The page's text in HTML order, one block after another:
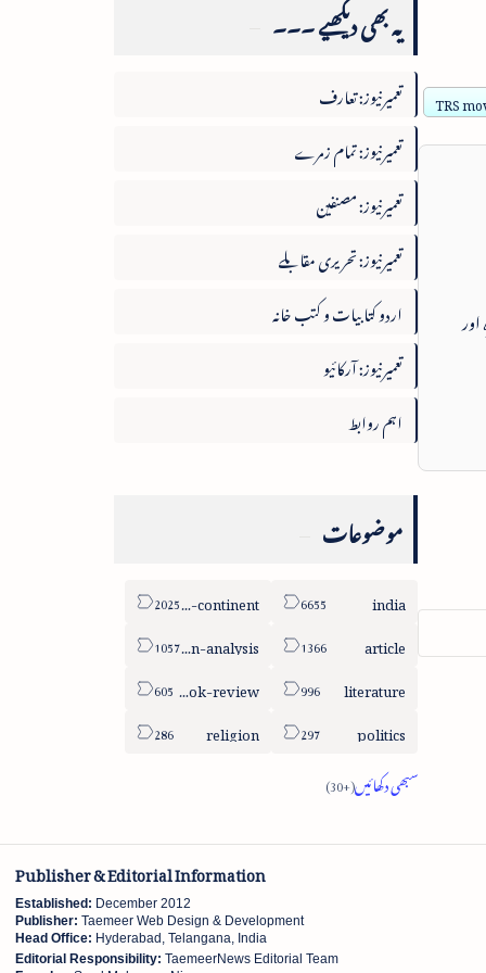
TRS
یہ بھی دیکھیے ۔۔۔
تعمیرنیوز: تعارف
تعمیرنیوز: تمام زمرے
تعمیرنیوز: مصنفین
تعمیرنیوز: تحریری مقابلے
اردو کتابیات و کتب خانہ
تعمیرنیوز: آرکائیو
اہم روابط
موضوعات
india
sub-continent
article
column-analysis
literature
book-review
politics
religion
Publisher & Editorial Information
Established: December 2012
Publisher: Taemeer Web Design & Development
Head Office: Hyderabad, Telangana, India
Editorial Responsibility: TaemeerNews Editorial Team